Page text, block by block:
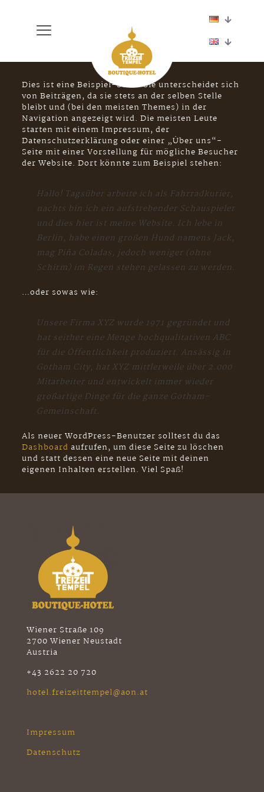
Dies ist eine Beispiel-Seite. Sie unterscheidet sich
von Beiträgen, da sie stets an der selben Stelle
bleibt und (bei den meisten Themes) in der
Navigation angezeigt wird. Die meisten Leute
starten mit einem Impressum, der
Datenschutzerklärung oder einer „Über uns“-
Seite mit einer Vorstellung für mögliche Besucher
der Website. Dort könnte zum Beispiel stehen:
Hallo! Tagsüber arbeite ich als Fahrradkurier,
nachts bin ich ein aufstrebender Schauspieler
und dies hier ist meine Website. Ich lebe in
Berlin, habe einen großen Hund namens Jack,
mag Piña Coladas, jedoch weniger (ohne
Schirm) im Regen stehen gelassen zu werden.
…oder sowas wie:
Unsere Firma XYZ wurde 1971 gegründet und
hat seither eine Menge hochqualitativen ABC
für die Öffentlichkeit produziert. Ansässig in
Gotham City, hat XYZ mittlerweile über 2.000
Mitarbeiter und entwickelt immer wieder
großartige Dinge für die ganze Gotham-
Gemeinschaft.
Als neuer WordPress-Benutzer solltest du das
Dashboard aufrufen, um diese Seite zu löschen
und statt dessen eine neue Seite mit deinen
eigenen Inhalten erstellen. Viel Spaß!
Wiener Straße 109
2700 Wiener Neustadt
Austria
+43 2622 20 720
hotel.freizeittempel@aon.at
Impressum
Datenschutz